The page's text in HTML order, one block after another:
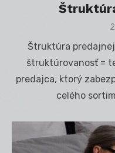
Štruktúra
štruktúrovanosť =
predajca, ktorý
celého